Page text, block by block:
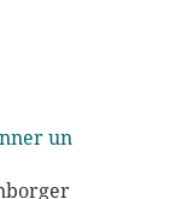
un